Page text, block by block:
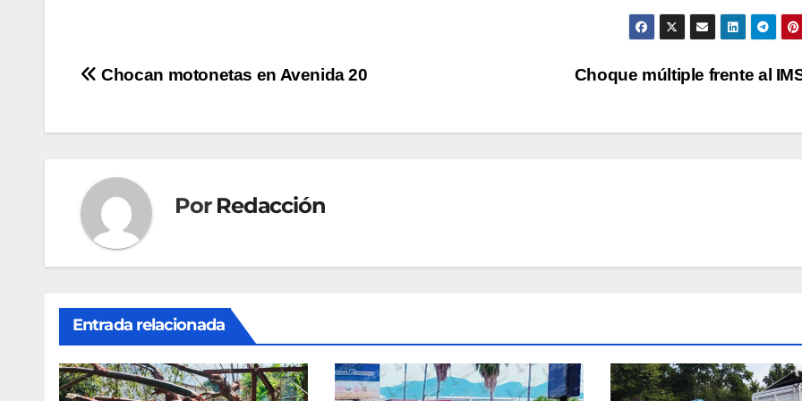
Navegación
Choque múltiple frente al
Chocan motonetas en Avenida 20
Por Redacción
Entrada relacionada